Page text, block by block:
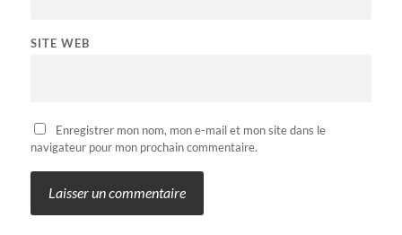
SITE WEB
Enregistrer mon nom, mon e-mail et mon site dans le
navigateur pour mon prochain commentaire.